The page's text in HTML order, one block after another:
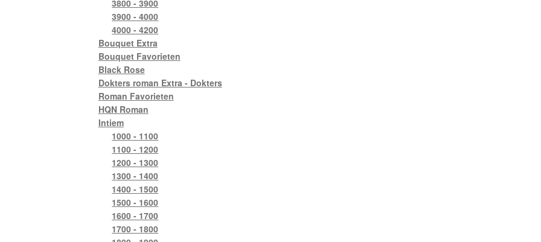
3800 - 3900
3900 - 4000
4000 - 4200
Bouquet Extra
Bouquet Favorieten
Black Rose
Dokters roman Extra - Dokters
Roman Favorieten
HQN Roman
Intiem
1000 - 1100
1100 - 1200
1200 - 1300
1300 - 1400
1400 - 1500
1500 - 1600
1600 - 1700
1700 - 1800